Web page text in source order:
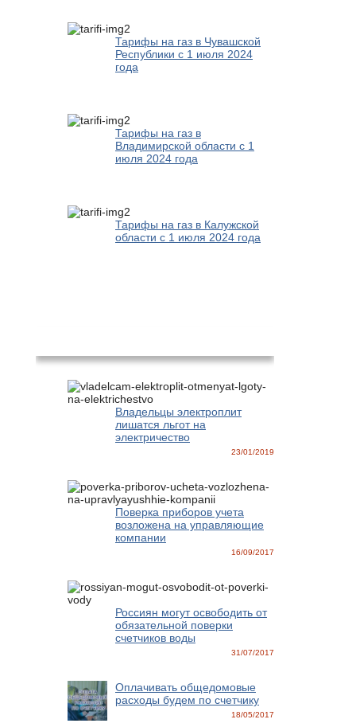
Тарифы на газ в Чувашской
Республики с 1 июля 2024
года
Тарифы на газ в
Владимирской области с 1
июля 2024 года
Тарифы на газ в Калужской
области с 1 июля 2024 года
Владельцы электроплит
лишатся льгот на
электричество
23/01/2019
Поверка приборов учета
возложена на управляющие
компании
16/09/2017
Россиян могут освободить от
обязательной поверки
счетчиков воды
31/07/2017
Оплачивать общедомовые
расходы будем по счетчику
18/05/2017